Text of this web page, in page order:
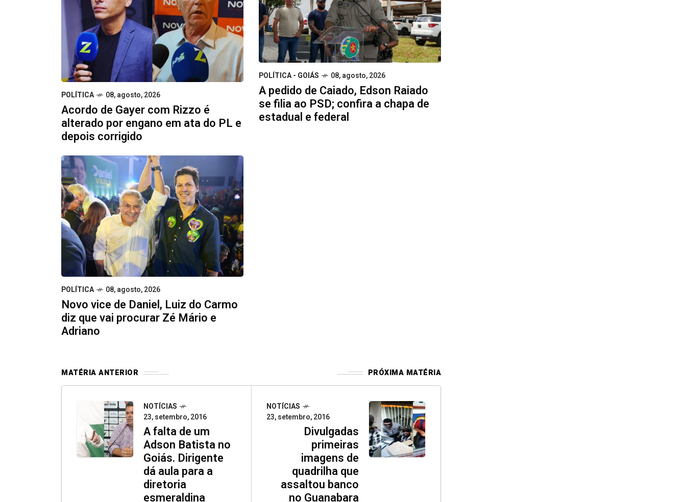
POLÍTICA 08, agosto, 2026
Acordo de Gayer com Rizzo é
alterado por engano em ata do PL e
depois corrigido
POLÍTICA - GOIÁS 08, agosto, 2026
A pedido de Caiado, Edson Raiado
se filia ao PSD; confira a chapa de
estadual e federal
POLÍTICA 08, agosto, 2026
Novo vice de Daniel, Luiz do Carmo
diz que vai procurar Zé Mário e
Adriano
MATÉRIA ANTERIOR PRÓXIMA MATÉRIA
NOTÍCIAS
23, setembro, 2016
A falta de um
Adson Batista no
Goiás. Dirigente
dá aula para a
diretoria
esmeraldina
NOTÍCIAS
23, setembro, 2016
Divulgadas
primeiras
imagens de
quadrilha que
assaltou banco
no Guanabara